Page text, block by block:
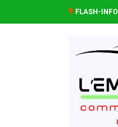
FLASH-INFO